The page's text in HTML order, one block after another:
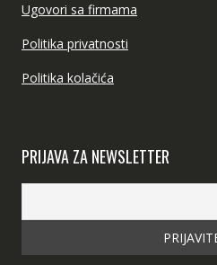
Ugovori sa firmama
Politika privatnosti
Politika kolačića
PRIJAVA ZA NEWSLETTER